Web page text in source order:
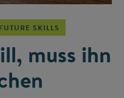
FUTURE SKILLS
muss ihn